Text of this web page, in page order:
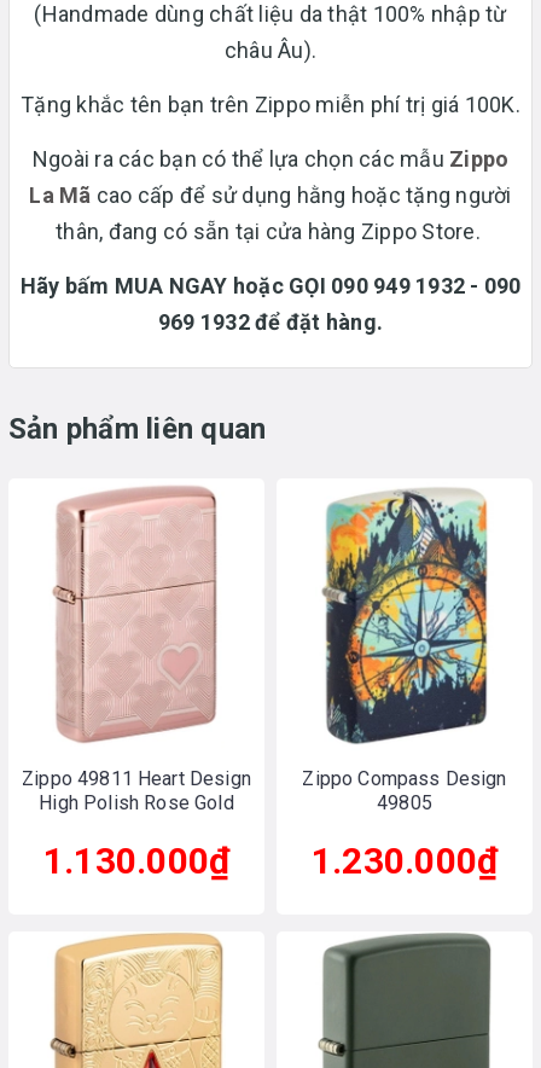
(Handmade dùng chất liệu da thật 100% nhập từ
châu Âu).
Tặng khắc tên bạn trên Zippo miễn phí trị giá 100K.
Ngoài ra các bạn có thể lựa chọn các mẫu Zippo
La Mã cao cấp để sử dụng hằng hoặc tặng người
thân, đang có sẵn tại cửa hàng Zippo Store.
Hãy bấm MUA NGAY hoặc GỌI 090 949 1932 - 090
969 1932 để đặt hàng.
Sản phẩm liên quan
Zippo 49811 Heart Design
High Polish Rose Gold
1.130.000₫
Zippo Compass Design
49805
1.230.000₫